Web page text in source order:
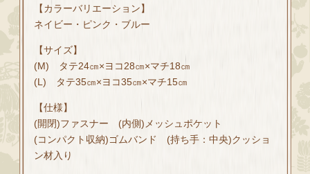
【カラーバリエーション】
ネイビー・ピンク・ブルー
【サイズ】
(M) タテ24㎝×ヨコ28㎝×マチ18㎝
(L) タテ35㎝×ヨコ35㎝×マチ15㎝
【仕様】
(開閉)ファスナー (内側)メッシュポケット
(コンパクト収納)ゴムバンド (持ち手：中央)クッショ
ン材入り